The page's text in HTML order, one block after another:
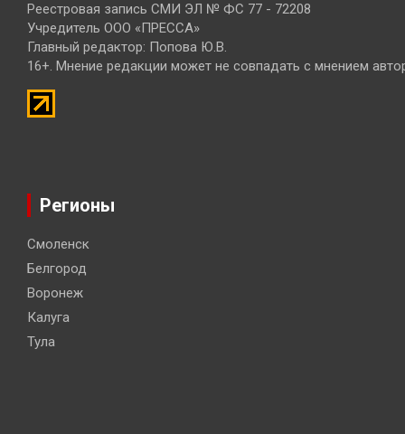
Реестровая запись СМИ ЭЛ № ФС 77 - 72208
Учредитель ООО «ПРЕССА»
Главный редактор: Попова Ю.В.
16+. Мнение редакции может не совпадать с мнением
Регионы
Смоленск
Белгород
Воронеж
Калуга
Тула